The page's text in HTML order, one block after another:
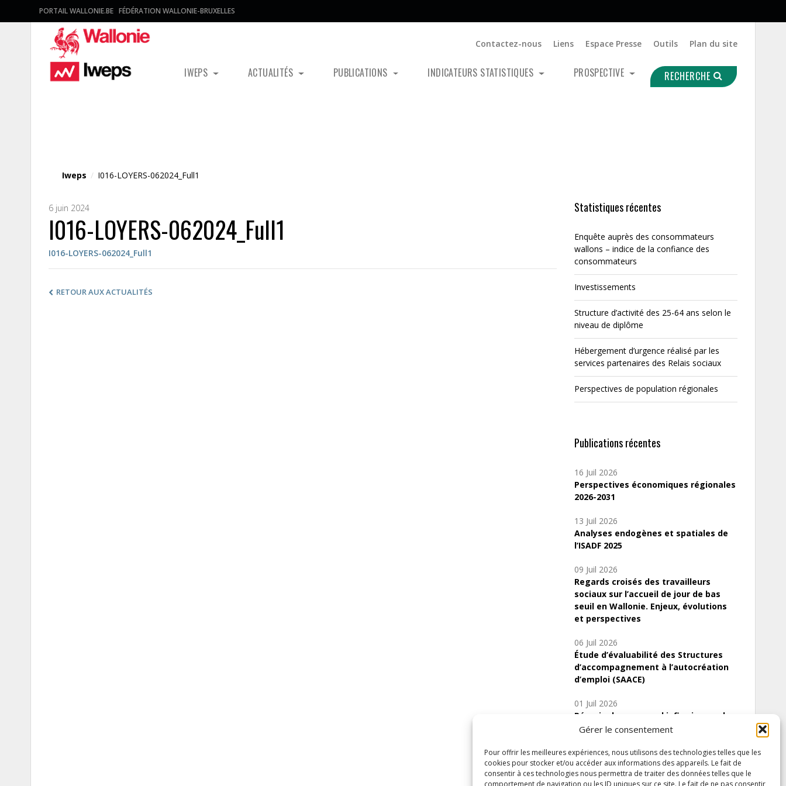
Gérer le consentement
Pour offrir les meilleures expériences, nous utilisons des technologies telles que les
cookies pour stocker et/ou accéder aux informations des appareils. Le fait de
consentir à ces technologies nous permettra de traiter des données telles que le
comportement de navigation ou les ID uniques sur ce site. Le fait de ne pas consentir
PORTAIL WALLONIE.BE FÉDÉRATION WALLONIE-BRUXELLES
Contactez-nous Liens Espace Presse Outils Plan du site
IWEPS ACTUALITÉS PUBLICATIONS INDICATEURS STATISTIQUES PROSPECTIVE RECHERCHE
Iweps / I016-LOYERS-062024_Full1
6 juin 2024
I016-LOYERS-062024_Full1
I016-LOYERS-062024_Full1
RETOUR AUX ACTUALITÉS
Statistiques récentes
Enquête auprès des consommateurs
wallons – indice de la confiance des
consommateurs
Investissements
Structure d’activité des 25-64 ans selon le
niveau de diplôme
Hébergement d’urgence réalisé par les
services partenaires des Relais sociaux
Perspectives de population régionales
Publications récentes
16 Juil 2026
Perspectives économiques régionales
2026-2031
13 Juil 2026
Analyses endogènes et spatiales de
l’ISADF 2025
09 Juil 2026
Regards croisés des travailleurs
sociaux sur l’accueil de jour de bas
seuil en Wallonie. Enjeux, évolutions
et perspectives
06 Juil 2026
Étude d’évaluabilité des Structures
d’accompagnement à l’autocréation
d’emploi (SAACE)
01 Juil 2026
Pénurie du personnel infirmier :quels
indicateurs d’offre de soins pour